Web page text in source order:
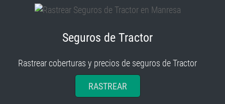
Rastrear coberturas y precios de seguros de Tractor
RASTREAR